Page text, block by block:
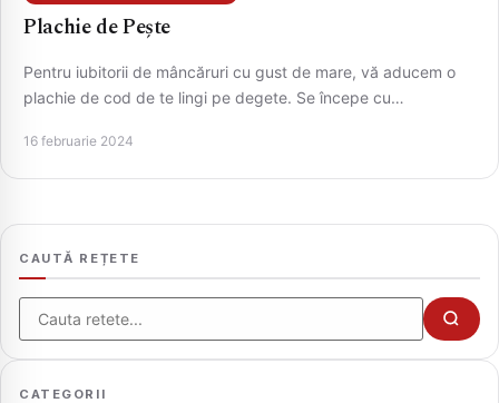
Plachie de Pește
Pentru iubitorii de mâncăruri cu gust de mare, vă aducem o
plachie de cod de te lingi pe degete. Se începe cu…
16 februarie 2024
CAUTĂ REȚETE
Cauta
CATEGORII